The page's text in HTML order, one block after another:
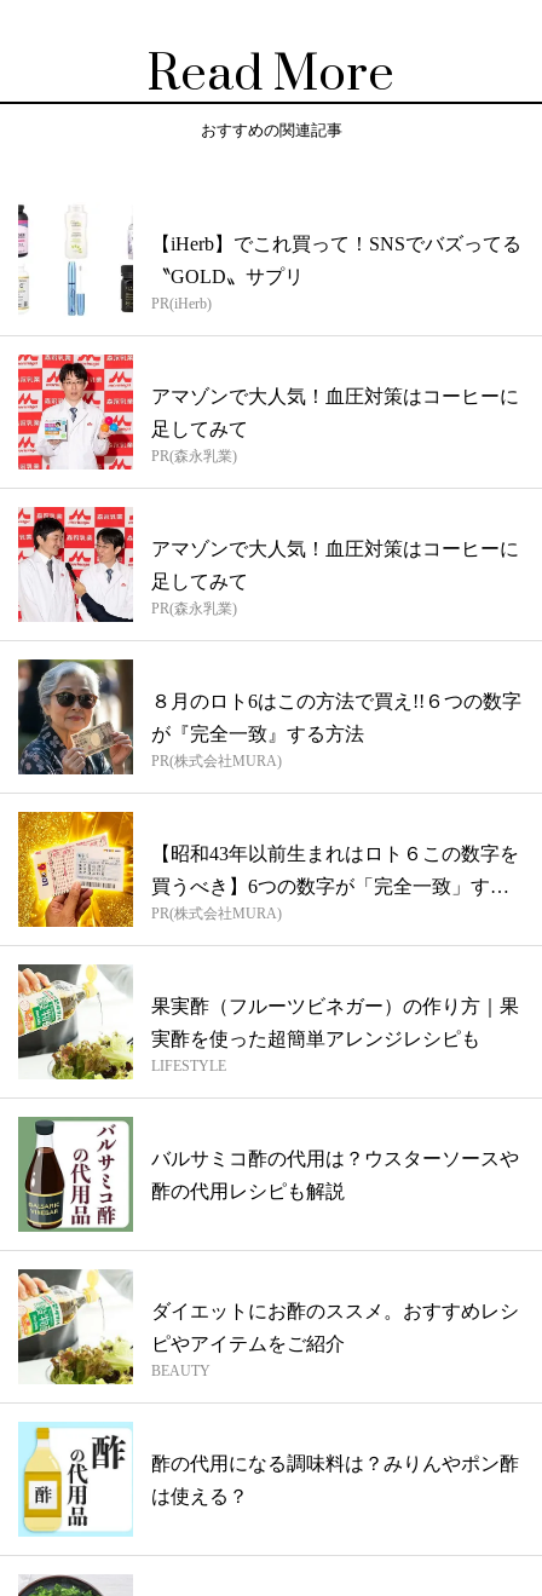
Read More
おすすめの関連記事
【iHerb】でこれ買って！SNSでバズってる
〝GOLD〟サプリ
PR(iHerb)
アマゾンで大人気！血圧対策はコーヒーに
足してみて
PR(森永乳業)
アマゾンで大人気！血圧対策はコーヒーに
足してみて
PR(森永乳業)
８月のロト6はこの方法で買え!!６つの数字
が『完全一致』する方法
PR(株式会社MURA)
【昭和43年以前生まれはロト６この数字を
買うべき】6つの数字が「完全一致」する
方...
PR(株式会社MURA)
果実酢（フルーツビネガー）の作り方｜果
実酢を使った超簡単アレンジレシピも
LIFESTYLE
バルサミコ酢の代用は？ウスターソースや
酢の代用レシピも解説
ダイエットにお酢のススメ。おすすめレシ
ピやアイテムをご紹介
BEAUTY
酢の代用になる調味料は？みりんやポン酢
は使える？